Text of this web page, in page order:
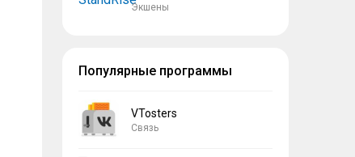
Экшены
Популярные программы
VTosters
Связь